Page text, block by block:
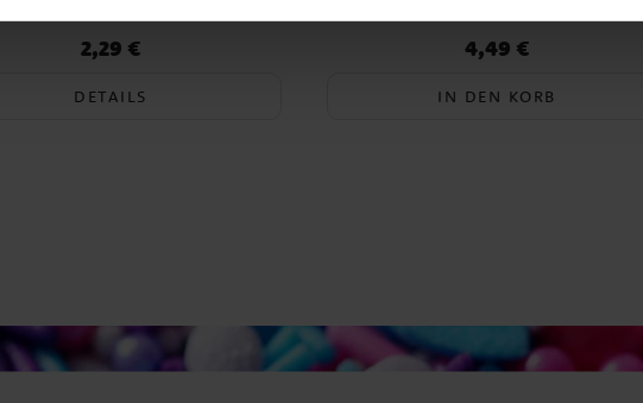
Preis:2,29 €
2,29 €
DETAILS
Preis:4,49 €
4,49 €
IN DEN KORB